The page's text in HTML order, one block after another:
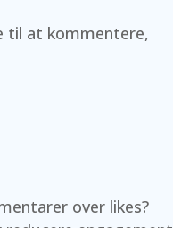
til at kommentere,
over likes?